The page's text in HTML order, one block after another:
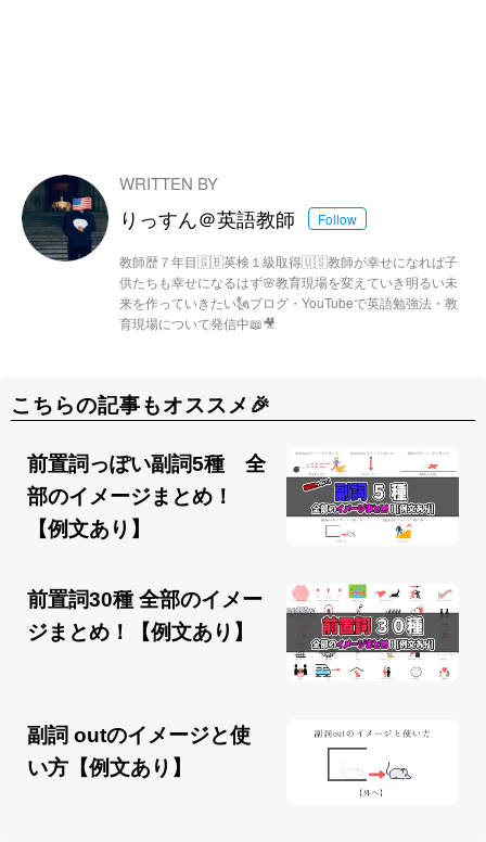
WRITTEN BY
りっすん＠英語教師 Follow
教師歴７年目🇬🇧英検１級取得🇺🇸教師が幸せになれば子
供たちも幸せになるはず🌸教育現場を変えていき明るい未
来を作っていきたい🗽ブログ・YouTubeで英語勉強法・教
育現場について発信中📖🎥
こちらの記事もオススメ🎉
前置詞っぽい副詞5種 全
部のイメージまとめ！
【例文あり】
前置詞30種 全部のイメー
ジまとめ！【例文あり】
副詞 outのイメージと使
い方【例文あり】